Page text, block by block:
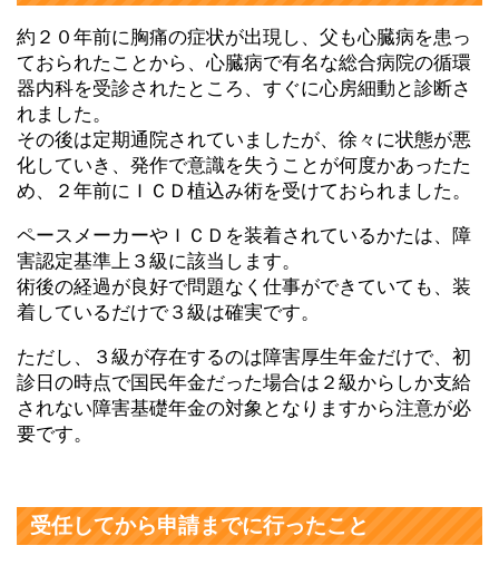
約２０年前に胸痛の症状が出現し、父も心臓病を患っ
ておられたことから、心臓病で有名な総合病院の循環
器内科を受診されたところ、すぐに心房細動と診断さ
れました。
その後は定期通院されていましたが、徐々に状態が悪
化していき、発作で意識を失うことが何度かあったた
め、２年前にＩＣＤ植込み術を受けておられました。
ペースメーカーやＩＣＤを装着されているかたは、障
害認定基準上３級に該当します。
術後の経過が良好で問題なく仕事ができていても、装
着しているだけで３級は確実です。
ただし、３級が存在するのは障害厚生年金だけで、初
診日の時点で国民年金だった場合は２級からしか支給
されない障害基礎年金の対象となりますから注意が必
要です。
受任してから申請までに行ったこと